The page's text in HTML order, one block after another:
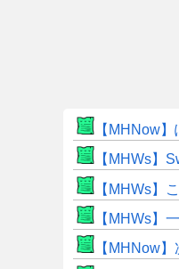
【MHNow】
【MHWs】
【MHWs】
【MHWs】
【MHNow】